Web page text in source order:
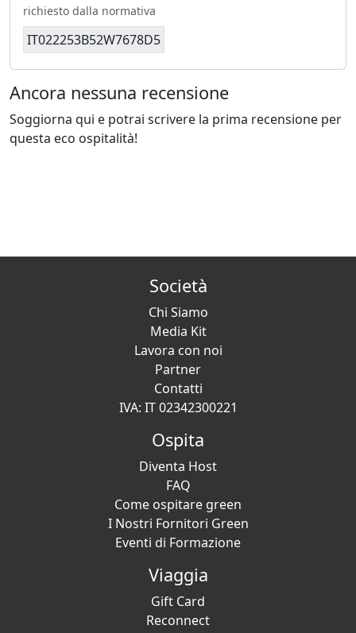
richiesto dalla normativa
IT022253B52W7678D5
Ancora nessuna recensione
Soggiorna qui e potrai scrivere la prima recensione per
questa eco ospitalità!
Società
Chi Siamo
Media Kit
Lavora con noi
Partner
Contatti
IVA: IT 02342300221
Ospita
Diventa Host
FAQ
Come ospitare green
I Nostri Fornitori Green
Eventi di Formazione
Viaggia
Gift Card
Reconnect